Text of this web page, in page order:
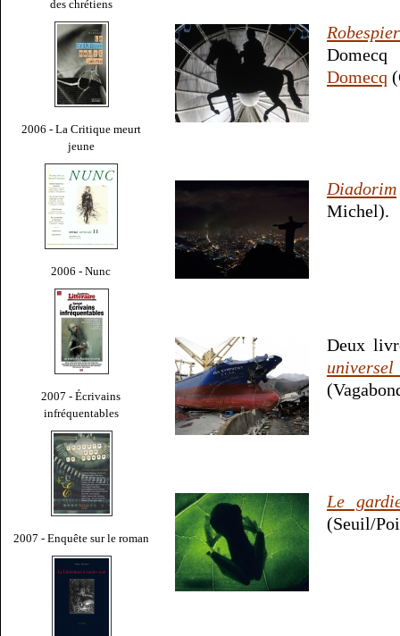
des chrétiens
2006 - La Critique meurt
jeune
2006 - Nunc
2007 - Écrivains
infréquentables
2007 - Enquête sur le roman
Domecq
Diadorim
Michel).
Deux
universel
Le
(Seuil/